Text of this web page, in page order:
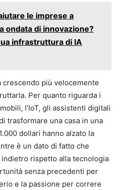
le imprese a
ondata di innovazione?
infrastruttura di IA
più velocemente
Per quanto riguarda i
l’IoT, gli assistenti digitali
trasformare una casa in una
dollari hanno alzato la
è un dato di fatto che
indietro rispetto alla tecnologia
senza precedenti per
e la passione per correre